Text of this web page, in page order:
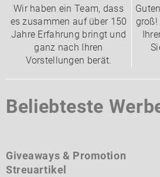
Wir haben ein Team, dass
es zusammen auf über 150
Jahre Erfahrung bringt und
ganz nach Ihren
Vorstellungen berät.
groß!
Beliebteste
Giveaways & Promotion
Streuartikel